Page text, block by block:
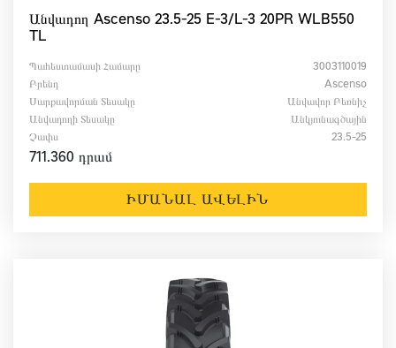
Անվադող Ascenso 23.5-25 E-3/L-3 20PR WLB550
TL
Պահեստամասի Համարը
3003110019
Բրենդ
Ascenso
Սարքավորման Տեսակը
Անվավոր Բեռնիչ
Անվադողի Տեսակը
Անկյունագծային
Չափս
23.5-25
711.360 դրամ
ԻՄԱՆԱԼ ԱՎԵԼԻՆ